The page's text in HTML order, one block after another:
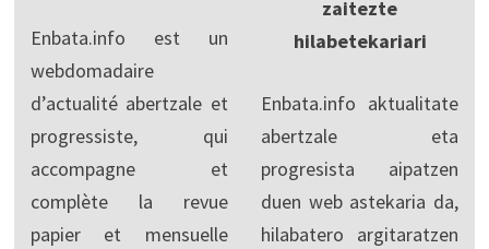
Enbata.info est un
webdomadaire
d’actualité abertzale et
progressiste, qui
accompagne et
complète la revue
papier et mensuelle
zaitezte
hilabetekariari
Enbata.info aktualitate
abertzale eta
progresista aipatzen
duen web astekaria da,
hilabatero argitaratzen